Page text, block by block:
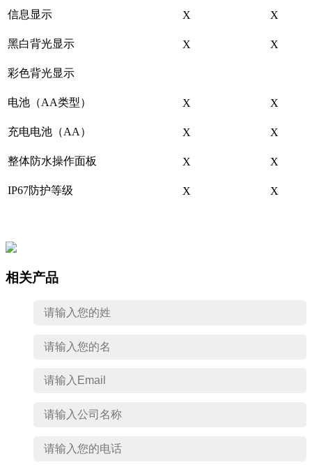
信息显示 X X
黑白背光显示 X X
彩色背光显示
电池（AA类型） X X
充电电池（AA） X X
整体防水操作面板 X X
IP67防护等级 X X
相关产品